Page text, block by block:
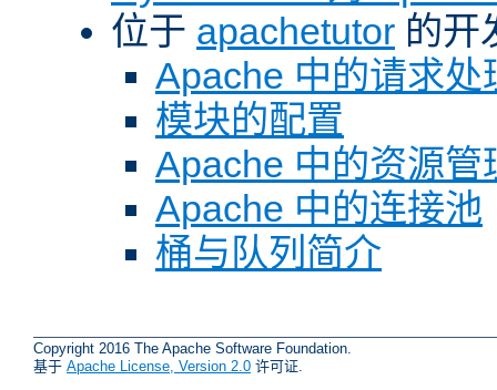
位于 apachetutor 的开
Apache 中的请求处
模块的配置
Apache 中的资源管
Apache 中的连接池
桶与队列简介
Copyright 2016 The Apache Software Foundation.
基于 Apache License, Version 2.0 许可证.